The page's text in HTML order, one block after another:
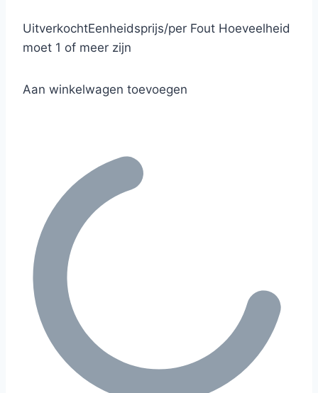
UitverkochtEenheidsprijs/per Fout Hoeveelheid
moet 1 of meer zijn
Aan winkelwagen toevoegen